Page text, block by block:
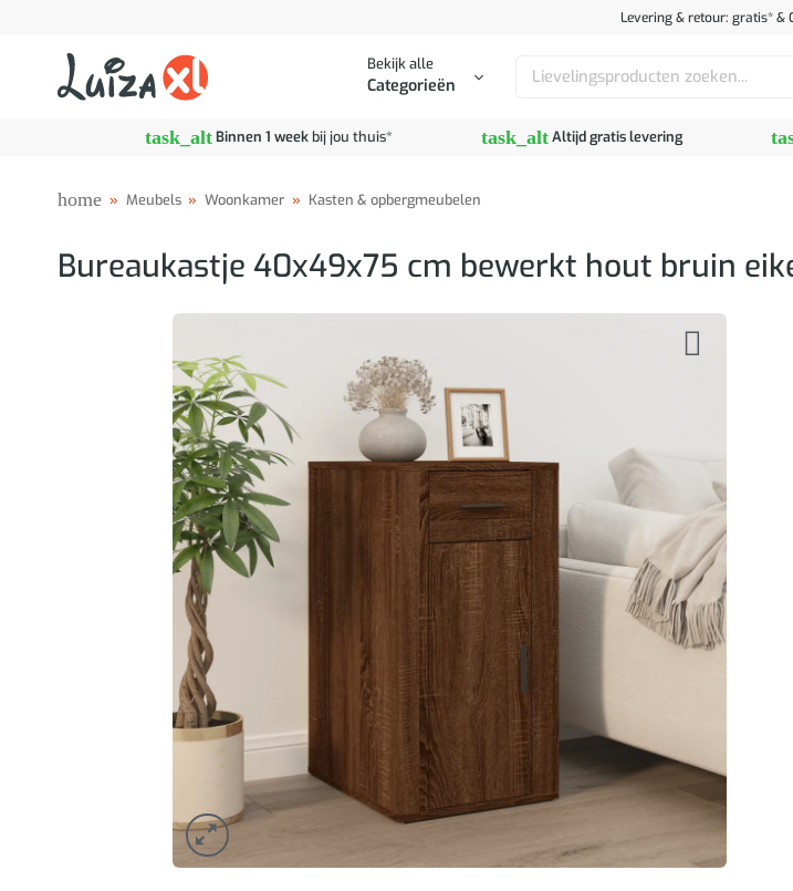
Levering & retour: gratis* &
Bekijk alle
Categorieën
Zoeken
task_altBinnen 1 weekbij jou thuis* task_altAltijd gratis levering
home » Meubels » Woonkamer » Kasten & opbergmeubelen
Bureaukastje 40x49x75 cm bewerkt hout bruin